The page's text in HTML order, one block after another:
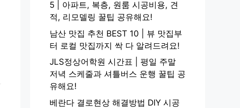
5 | 아파트, 복층, 원룸 시공비용, 견
적, 리모델링 꿀팁 공유해요!
남산 맛집 추천 BEST 10 | 뷰 맛집부
터 로컬 맛집까지 싹 다 알려드려요!
JLS정상어학원 시간표 | 평일 주말
저녁 스케줄과 셔틀버스 운행 꿀팁 공
유해요!
베란다 결로현상 해결방법 DIY 시공